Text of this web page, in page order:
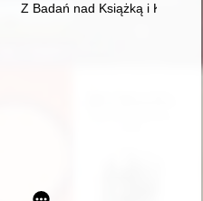
słów kilka = A few
Z Badań nad Książką i